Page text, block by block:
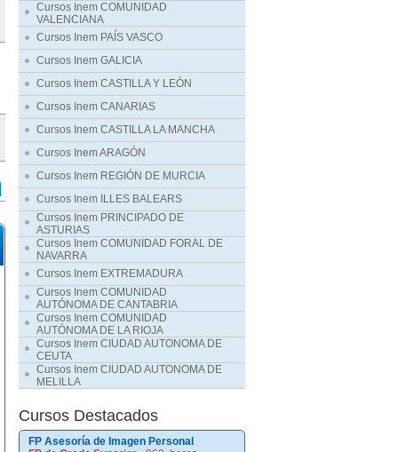
Cursos Inem COMUNIDAD
VALENCIANA
Cursos Inem PAÍS VASCO
Cursos Inem GALICIA
Cursos Inem CASTILLA Y LEÓN
Cursos Inem CANARIAS
Cursos Inem CASTILLA LA MANCHA
Cursos Inem ARAGÓN
Cursos Inem REGIÓN DE MURCIA
Cursos Inem ILLES BALEARS
Cursos Inem PRINCIPADO DE
ASTURIAS
Cursos Inem COMUNIDAD FORAL DE
NAVARRA
Cursos Inem EXTREMADURA
Cursos Inem COMUNIDAD
AUTÓNOMA DE CANTABRIA
Cursos Inem COMUNIDAD
AUTÓNOMA DE LA RIOJA
Cursos Inem CIUDAD AUTONOMA DE
CEUTA
Cursos Inem CIUDAD AUTONOMA DE
MELILLA
Cursos Destacados
FP Asesoría de Imagen Personal